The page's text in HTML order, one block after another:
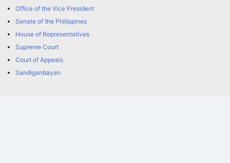
Office of the Vice President
Senate of the Philippines
House of Representatives
Supreme Court
Court of Appeals
Sandiganbayan